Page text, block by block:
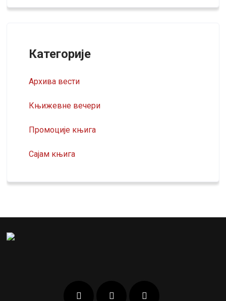
Категорије
Архива вести
Књижевне вечери
Промоције књига
Сајам књига